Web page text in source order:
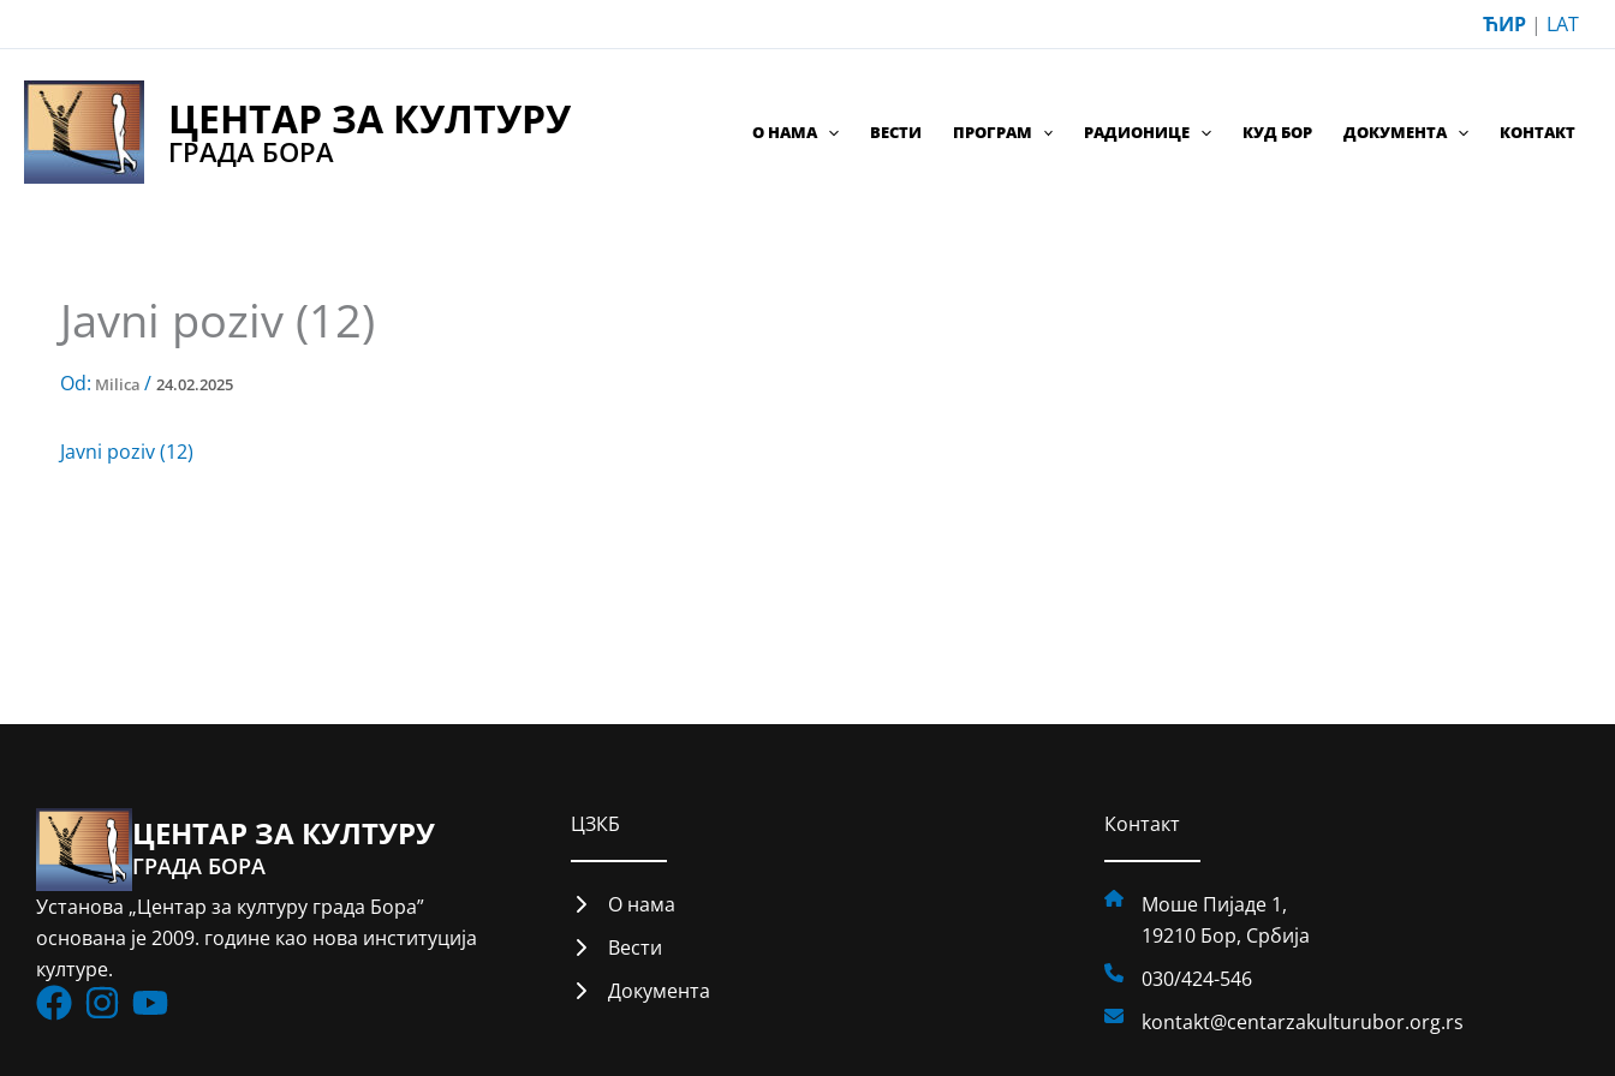
na
sadržaj
ЋИР | LAT
ЦЕНТАР ЗА КУЛТУРУ
ГРАДА БОРА
О НАМА ВЕСТИ ПРОГРАМ РАДИОНИЦЕ КУД БОР ДОКУМЕНТА КОНТАКТ
Javni poziv (12)
Od: Milica / 24.02.2025
Javni poziv (12)
ЦЕНТАР ЗА КУЛТУРУ
ГРАДА БОРА
Установа „Центар за културу града Бора”
основана је 2009. године као нова институција
културе.
ЦЗКБ
О нама
Вести
Документа
Контакт
Моше Пијаде 1,
19210 Бор, Србија
030/424-546
kontakt@centarzakulturubor.org.rs